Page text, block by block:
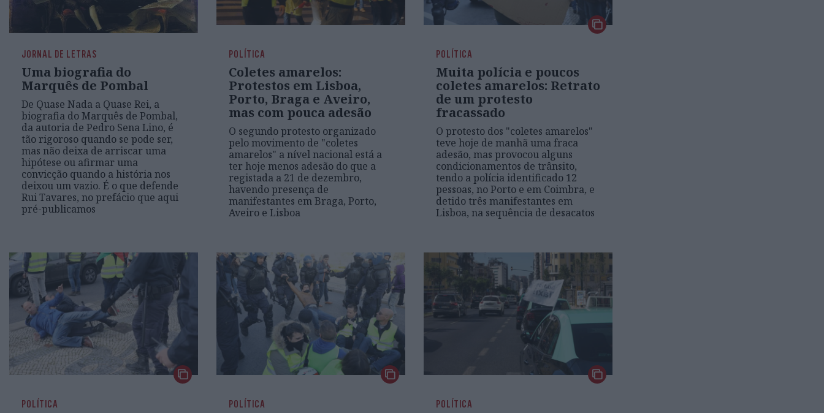
JORNAL DE LETRAS
Uma biografia do
Marquês de Pombal
De Quase Nada a Quase Rei, a
biografia do Marquês de Pombal,
da autoria de Pedro Sena Lino, é
tão rigoroso quando se pode ser,
mas não deixa de arriscar uma
hipótese ou afirmar uma
convicção quando a história nos
deixou um vazio. É o que defende
Rui Tavares, no prefácio que aqui
pré-publicamos
POLÍTICA
Coletes amarelos:
Protestos em Lisboa,
Porto, Braga e Aveiro,
mas com pouca adesão
O segundo protesto organizado
pelo movimento de "coletes
amarelos" a nível nacional está a
ter hoje menos adesão do que a
registada a 21 de dezembro,
havendo presença de
manifestantes em Braga, Porto,
Aveiro e Lisboa
POLÍTICA
Muita polícia e poucos
coletes amarelos: Retrato
de um protesto
fracassado
O protesto dos "coletes amarelos"
teve hoje de manhã uma fraca
adesão, mas provocou alguns
condicionamentos de trânsito,
tendo a polícia identificado 12
pessoas, no Porto e em Coimbra, e
detido três manifestantes em
Lisboa, na sequência de desacatos
POLÍTICA POLÍTICA POLÍTICA